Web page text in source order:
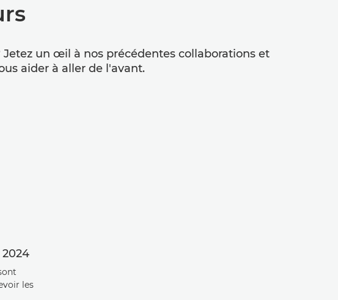
un œil à nos précédentes collaborations et
aider à aller de l'avant.
2024
les